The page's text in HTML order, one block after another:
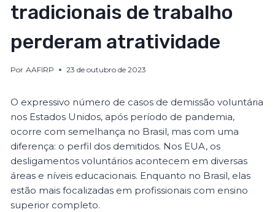
tradicionais de trabalho
perderam atratividade
Por AAFIRP 23 de outubro de 2023
O expressivo número de casos de demissão voluntária
nos Estados Unidos, após período de pandemia,
ocorre com semelhança no Brasil, mas com uma
diferença: o perfil dos demitidos. Nos EUA, os
desligamentos voluntários acontecem em diversas
áreas e níveis educacionais. Enquanto no Brasil, elas
estão mais focalizadas em profissionais com ensino
superior completo.